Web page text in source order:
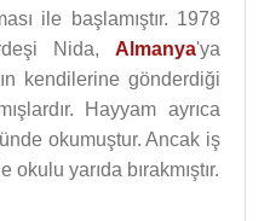
ile başlamıştır. 1978
Nida, Almanya'ya
kendilerine gönderdiği
Hayyam ayrıca
okumuştur. Ancak iş
okulu yarıda bırakmıştır.